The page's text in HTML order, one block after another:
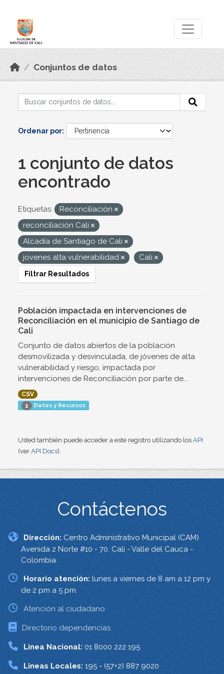
Conjuntos de datos
Ordenar por
1 conjunto de datos
encontrado
Etiquetas:
Reconciliación
reconciliación Cali
Alcadía de Santiago de Cali
jovenes alta vulnerabilidad
Cali
Filtrar Resultados
Población impactada en intervenciones de
Reconciliación en el municipio de Santiago de
Cali
Conjunto de datos abiertos de la población
desmovilizada y desvinculada, de jóvenes de alta
vulnerabilidad y riesgo, impactada por
intervenciones de Reconciliación por parte de...
CSV
1 Datos y Recursos
Usted también puede acceder a este registro utilizando los API
(ver API Docs).
Contáctenos
Dirección: Centro Administrativo Municipal (CAM)
Avenida 2 Norte #10 - 70. Cali - Valle del Cauca -
Colombia.
Horario atención: lunes a viernes de 8 am a 12 pm y
de 2 pm a 5 pm.
Atención al ciudadano
Directorio dependencias
Linea Nacional: 01 8000 222 195
Lineas Locales: 195 - (57+2) 887 9020